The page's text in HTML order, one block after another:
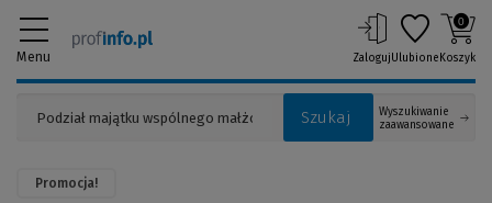
Menu
Szukaj
Wyszukiwanie
zaawansowane
ZalogujUlubione
0
Koszyk
Promocja!